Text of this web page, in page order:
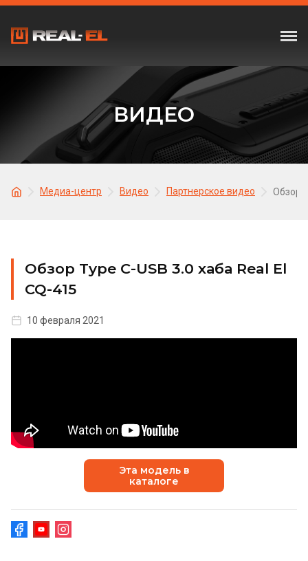
ВИДЕО
Медиа-центр Видео Партнерское видео Обзор
Обзор Type C-USB 3.0 хаба Real El
CQ-415
10 февраля 2021
Эта модель в
каталоге